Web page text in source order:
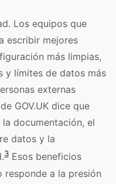
Los equipos que
escribir mejores
más limpias,
y límites de datos más
externas
GOV.UK dice que
documentación, el
datos y la
3 Esos beneficios
responde a la presión